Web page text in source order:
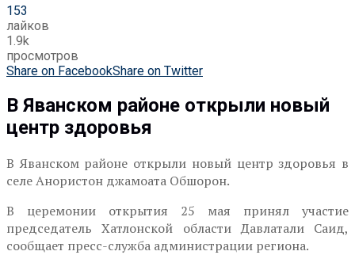
153
лайков
1.9k
просмотров
Share on FacebookShare on Twitter
В Яванском районе открыли новый
центр здоровья
В Яванском районе открыли новый центр здоровья в
селе Анористон джамоата Обшорон.
В церемонии открытия 25 мая принял участие
председатель Хатлонской области Давлатали Саид,
сообщает пресс-служба администрации региона.